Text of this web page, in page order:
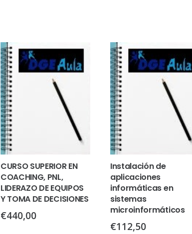
CURSO SUPERIOR EN
COACHING, PNL,
LIDERAZO DE EQUIPOS
Y TOMA DE DECISIONES
€440,00
Instalación de
aplicaciones
informáticas en
sistemas
microinformáticos
€112,50